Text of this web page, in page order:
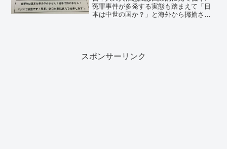
冤罪事件が多発する実態も踏まえて「日
本は中世の国か？」と海外から揶揄され
スポンサーリンク